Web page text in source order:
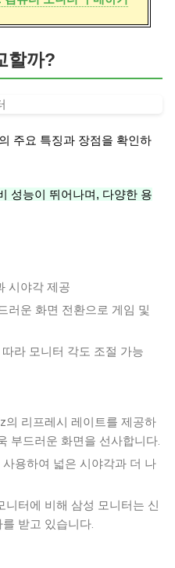
할까?
주요 특징과 장점을 확인하
성능이 뛰어나며, 다양한 용
시야각 제공
러운 화면 전환으로 게임 및
라 모니터 각도 조절 가능
의 리프레시 레이트를 제공하
부드러운 화면을 선사합니다.
용하여 넓은 시야각과 더 나
니터에 비해 삼성 모니터는 신
받고 있습니다.